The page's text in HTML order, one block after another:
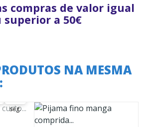
compras de valor igual
superior a 50€
NA MESMA
seg.